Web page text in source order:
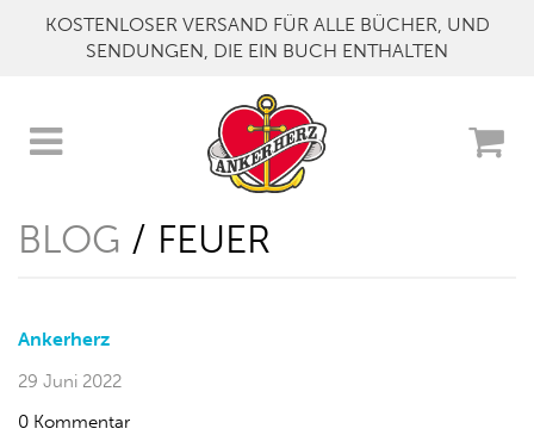
KOSTENLOSER VERSAND FÜR ALLE BÜCHER, UND
SENDUNGEN, DIE EIN BUCH ENTHALTEN
BLOG / FEUER
Ankerherz
29 Juni 2022
0 Kommentar